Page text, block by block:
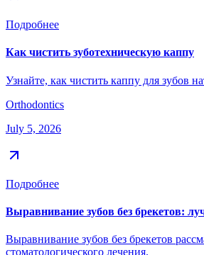
Подробнее
Как чистить зуботехническую каппу
Узнайте, как чистить каппу для зубов
Orthodontics
July 5, 2026
Подробнее
Выравнивание зубов без брекетов:
Выравнивание зубов без брекетов
стоматологического лечения.